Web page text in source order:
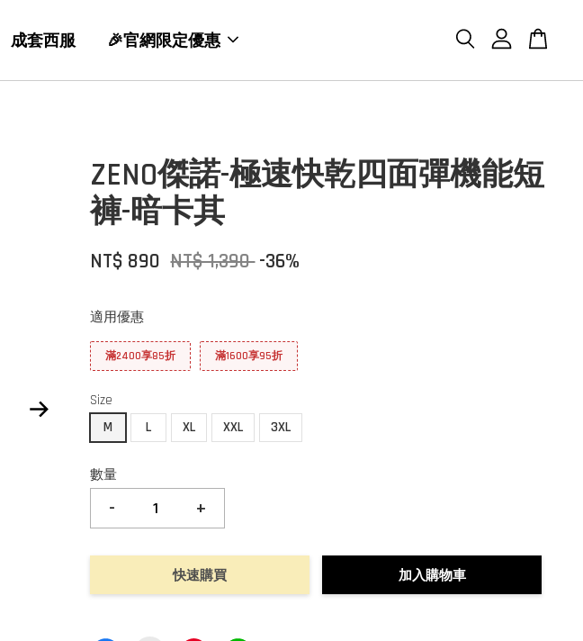
成套西服 🎉官網限定優惠
ZENO傑諾-極速快乾四面彈機能短
褲-暗卡其
NT$ 890 NT$ 1,390-36%
適用優惠
滿2400享85折 滿1600享95折
Size
M
L XL XXL 3XL
數量
- +
快速購買 加入購物車